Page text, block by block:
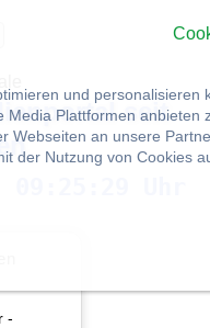
und
Plattformen
Webseiten an unsere
der Nutzung von Cookies
seit
-